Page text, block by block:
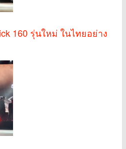
160 รุ่นใหม่ ในไทยอย่าง